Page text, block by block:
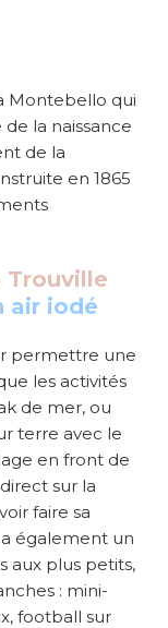
Montebello qui
la naissance
de la
en 1865
air iodé
permettre une
les activités
de mer, ou
terre avec le
en front de
sur la
faire sa
également un
aux plus petits,
: mini-
football sur